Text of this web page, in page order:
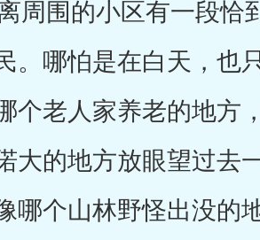
周围的小区有一段恰
。哪怕是在白天，也
个老人家养老的地
大的地方放眼望过去
个山林野怪出没的地